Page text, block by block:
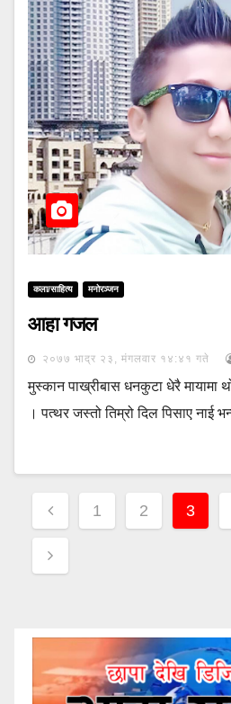
कला/साहित्य मनोरञ्जन
आहा गजल
२०७७ भाद्र २३, मंगलवार १४:४१ गते
मुस्कान पाख्रीबास धनकुटा धेरै मायामा
। पत्थर जस्तो तिम्रो दिल पिसाए नाई
Posts
pagination
1 2 3